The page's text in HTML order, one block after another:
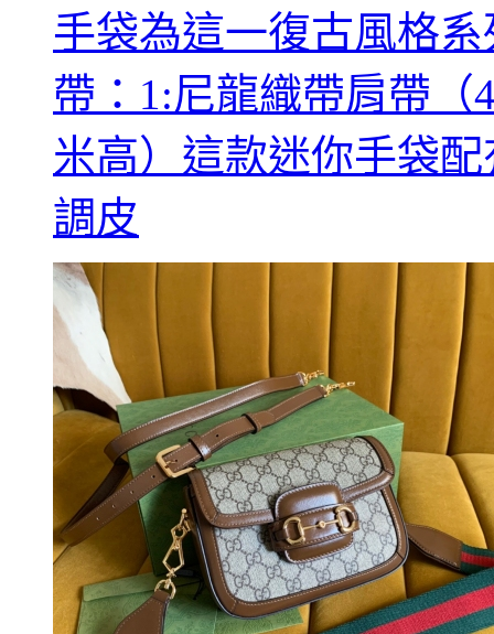
手袋為這一復古風格
帶：1:尼龍織帶肩帶（
米高）這款迷你手袋
調皮